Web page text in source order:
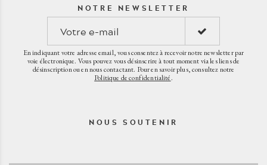
NOTRE NEWSLETTER
En indiquant votre adresse email, vous consentez à recevoir notre newsletter par
voie électronique. Vous pouvez vous désinscrire à tout moment via les liens de
désinscription ou en nous contactant. Pour en savoir plus, consultez notre
Politique de confidentialité.
NOUS SOUTENIR